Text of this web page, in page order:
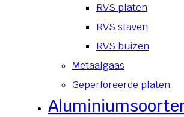
RVS platen
RVS staven
RVS buizen
Metaalgaas
Geperforeerde platen